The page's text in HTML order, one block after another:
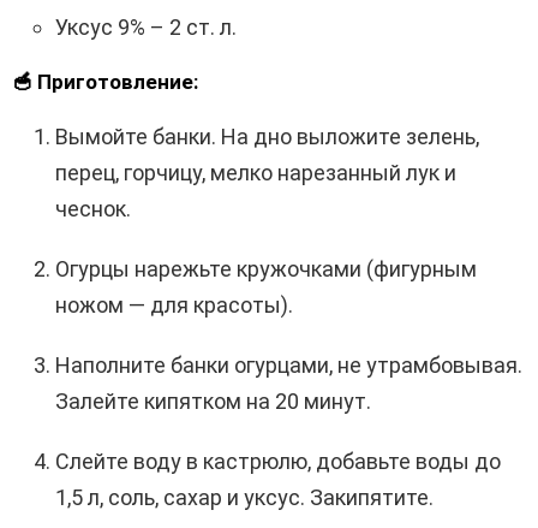
Уксус 9% – 2 ст. л.
🥣 Приготовление:
Вымойте банки. На дно выложите зелень,
перец, горчицу, мелко нарезанный лук и
чеснок.
Огурцы нарежьте кружочками (фигурным
ножом — для красоты).
Наполните банки огурцами, не утрамбовывая.
Залейте кипятком на 20 минут.
Слейте воду в кастрюлю, добавьте воды до
1,5 л, соль, сахар и уксус. Закипятите.